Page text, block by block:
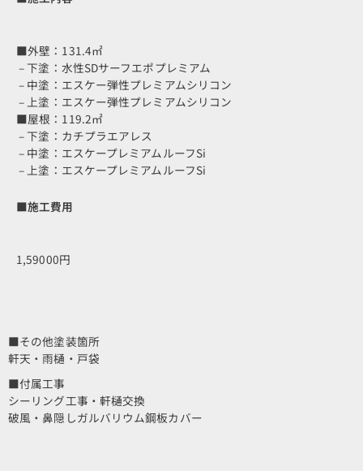
■外壁：131.4㎡
– 下塗：水性SDサーフエポプレミアム
– 中塗：エスケー弾性プレミアムシリコン
– 上塗：エスケー弾性プレミアムシリコン
■屋根：119.2㎡
– 下塗：カチプラエアレス
– 中塗：エスケープレミアムルーフSi
– 上塗：エスケープレミアムルーフSi
■施工費用
1,59000円
■その他塗装箇所
軒天・雨樋・戸袋
■付属工事
シーリング工事・軒樋交換
破風・鼻隠しガルバリウム鋼板カバー